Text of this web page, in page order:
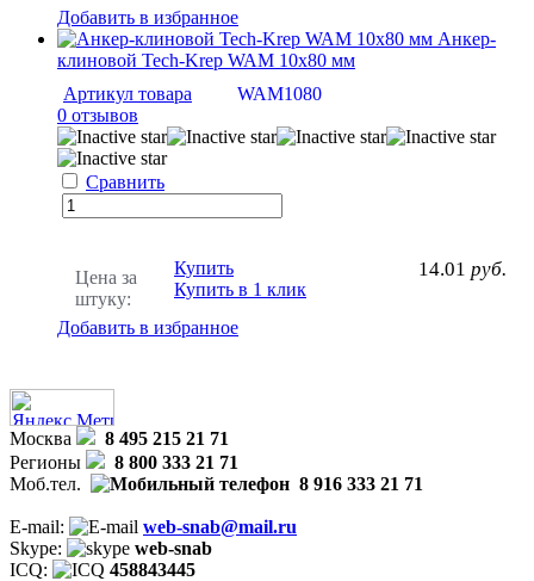
Добавить в избранное
Анкер-
клиновой Tech-Krep WAM 10х80 мм
Артикул товара
WAM1080
0 отзывов
Сравнить
Цена за
штуку:
14.01 руб.
Купить
Купить в 1 клик
Добавить в избранное
Москва
8 495 215 21 71
Регионы
8 800 333 21 71
Моб.тел.
8 916 333 21 71
E-mail:
web-snab@mail.ru
Skype:
web-snab
ICQ:
458843445